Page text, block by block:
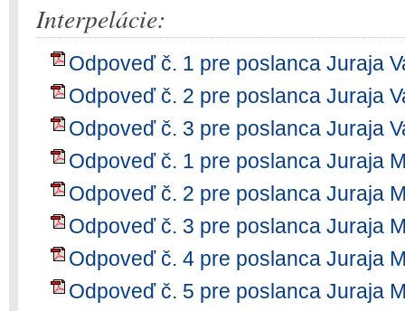
Interpelácie:
Odpoveď č. 1 pre poslanca Juraja
Odpoveď č. 2 pre poslanca Juraja
Odpoveď č. 3 pre poslanca Juraja
Odpoveď č. 1 pre poslanca Juraja
Odpoveď č. 2 pre poslanca Juraja
Odpoveď č. 3 pre poslanca Juraja
Odpoveď č. 4 pre poslanca Juraja
Odpoveď č. 5 pre poslanca Juraja